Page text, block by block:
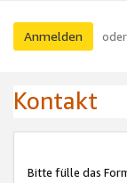
Anmelden oder
Kontakt
Bitte fülle das